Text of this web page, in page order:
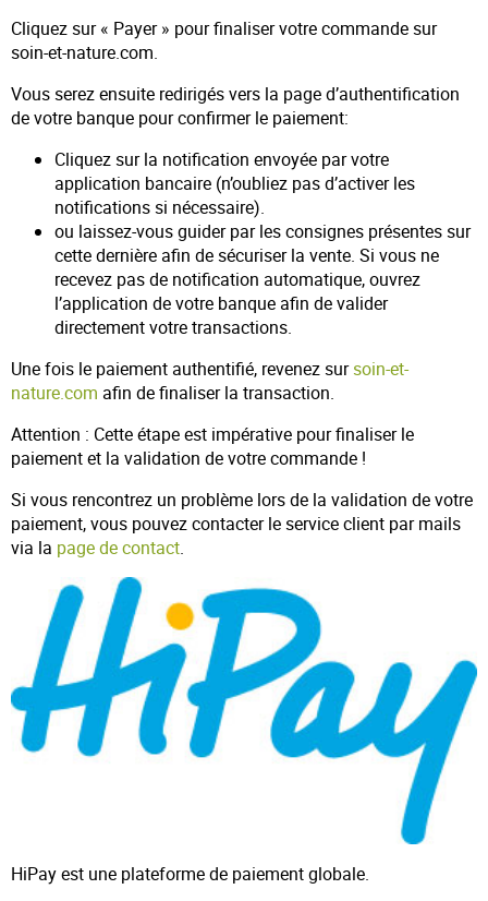
Cliquez sur « Payer » pour finaliser votre commande sur
soin-et-nature.com.
Vous serez ensuite redirigés vers la page d’authentification
de votre banque pour confirmer le paiement:
Cliquez sur la notification envoyée par votre
application bancaire (n’oubliez pas d’activer les
notifications si nécessaire).
ou laissez-vous guider par les consignes présentes sur
cette dernière afin de sécuriser la vente. Si vous ne
recevez pas de notification automatique, ouvrez
l’application de votre banque afin de valider
directement votre transactions.
Une fois le paiement authentifié, revenez sursoin-et-
nature.com afin de finaliser la transaction.
Attention : Cette étape est impérative pour finaliser le
paiement et la validation de votre commande !
Si vous rencontrez un problème lors de la validation de votre
paiement, vous pouvez contacter le service client par mails
via la page de contact.
HiPay est une plateforme de paiement globale.